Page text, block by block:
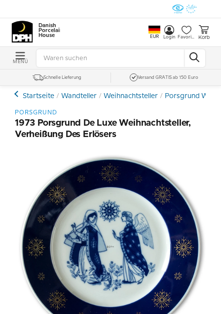
Danish
Porcelain
House
EUR Login Favoriten Korb
MENÜ
Schnelle Lieferung Versand GRATIS ab 150 Euro
Startseite Wandteller Weihnachtsteller Porsgrund
PORSGRUND
1973 Porsgrund De Luxe Weihnachtsteller,
Verheißung Des Erlösers